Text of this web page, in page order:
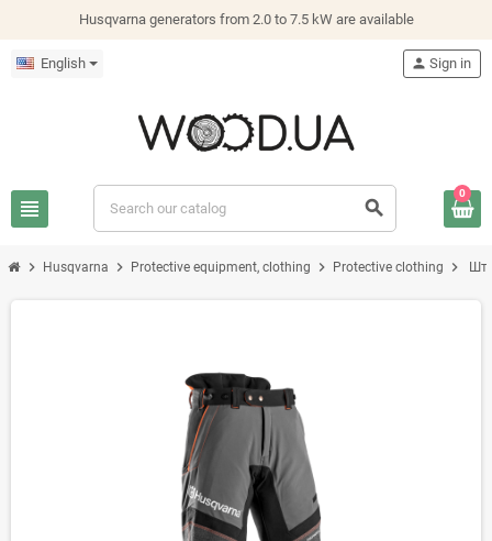
Husqvarna generators from 2.0 to 7.5 kW are available
English
view_headline search
person Sign in
0
chevron_right Husqvarna chevron_right Protective equipment, clothing chevron_right Protective clothing chevron_right